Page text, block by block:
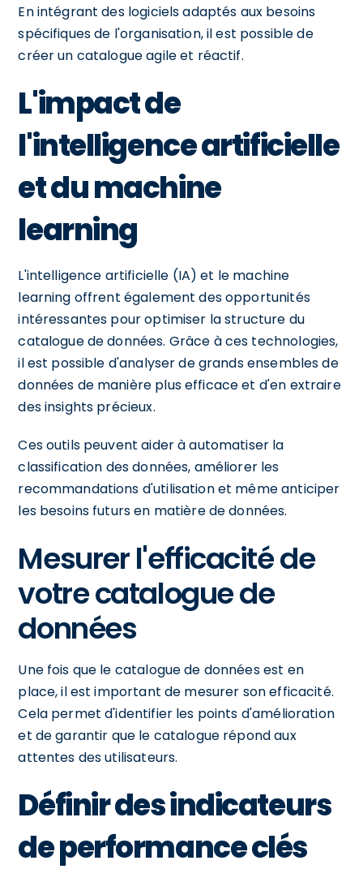
En intégrant des logiciels adaptés aux besoins
spécifiques de l'organisation, il est possible de
créer un catalogue agile et réactif.
L'impact de
l'intelligence artificielle
et du machine
learning
L'intelligence artificielle (IA) et le machine
learning offrent également des opportunités
intéressantes pour optimiser la structure du
catalogue de données. Grâce à ces technologies,
il est possible d'analyser de grands ensembles de
données de manière plus efficace et d'en extraire
des insights précieux.
Ces outils peuvent aider à automatiser la
classification des données, améliorer les
recommandations d'utilisation et même anticiper
les besoins futurs en matière de données.
Mesurer l'efficacité de
votre catalogue de
données
Une fois que le catalogue de données est en
place, il est important de mesurer son efficacité.
Cela permet d'identifier les points d'amélioration
et de garantir que le catalogue répond aux
attentes des utilisateurs.
Définir des indicateurs
de performance clés